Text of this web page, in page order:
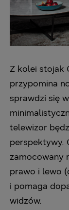
Z kolei stojak
przypomina
sprawdzi się
telewizor
perspektywy.
zamocowany
prawo i lewo
i pomaga
widzów.